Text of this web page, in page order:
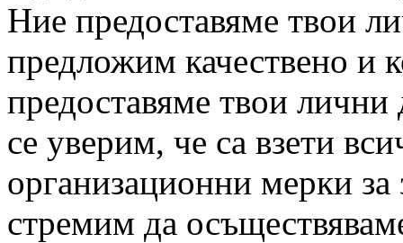
Ние предоставяме твои
предложим качествено и
предоставяме твои
се уверим, че са взети
организационни мерки за
стремим да